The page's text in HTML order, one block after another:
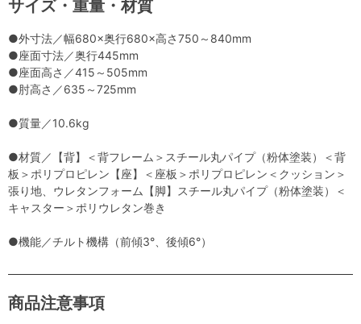
サイズ・重量・材質
●外寸法／幅680×奥行680×高さ750～840mm
●座面寸法／奥行445mm
●座面高さ／415～505mm
●肘高さ／635～725mm
●質量／10.6kg
●材質／【背】＜背フレーム＞スチール丸パイプ（粉体塗装）＜背
板＞ポリプロピレン【座】＜座板＞ポリプロピレン＜クッション＞
張り地、ウレタンフォーム【脚】スチール丸パイプ（粉体塗装）＜
キャスター＞ポリウレタン巻き
●機能／チルト機構（前傾3°、後傾6°）
商品注意事項